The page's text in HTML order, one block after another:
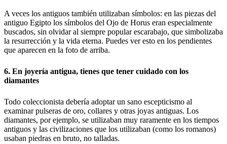
A veces los antiguos también utilizaban símbolos: en las piezas del
antiguo Egipto los símbolos del Ojo de Horus eran especialmente
buscados, sin olvidar al siempre popular escarabajo, que simbolizaba
la resurrección y la vida eterna. Puedes ver esto en los pendientes
que aparecen en la foto de arriba.
6. En joyería antigua, tienes que tener cuidado con los
diamantes
Todo coleccionista debería adoptar un sano escepticismo al
examinar pulseras de oro, collares y otras joyas antiguas. Los
diamantes, por ejemplo, se utilizaban muy raramente en los tiempos
antiguos y las civilizaciones que los utilizaban (como los romanos)
usaban piedras en bruto, no talladas.